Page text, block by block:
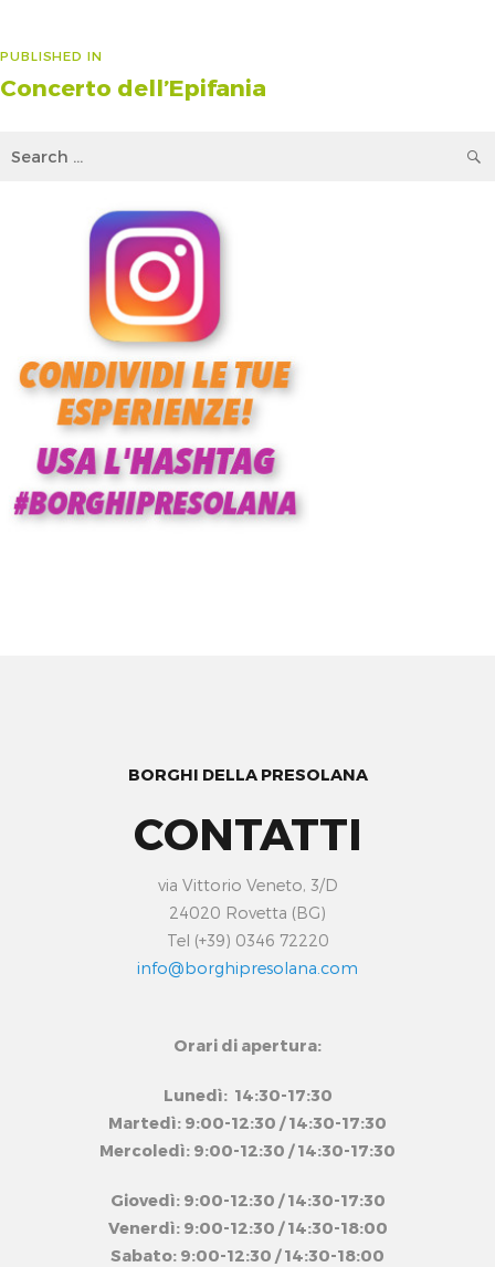
Navigazione
articoli
PUBLISHED IN
Concerto dell’Epifania
BORGHI DELLA PRESOLANA
CONTATTI
via Vittorio Veneto, 3/D
24020 Rovetta (BG)
Tel (+39) 0346 72220
info@borghipresolana.com
Orari di apertura:
Lunedì: 14:30-17:30
Martedì: 9:00-12:30 / 14:30-17:30
Mercoledì: 9:00-12:30 / 14:30-17:30
Giovedì: 9:00-12:30 / 14:30-17:30
Venerdì: 9:00-12:30 / 14:30-18:00
Sabato: 9:00-12:30 / 14:30-18:00